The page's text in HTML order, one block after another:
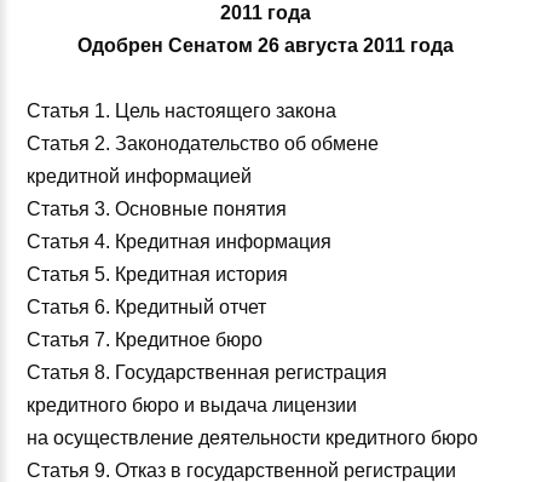
2011 года
Одобрен Сенатом 26 августа 2011 года
Статья 1. Цель настоящего закона
Статья 2. Законодательство об обмене
кредитной информацией
Статья 3. Основные понятия
Статья 4. Кредитная информация
Статья 5. Кредитная история
Статья 6. Кредитный отчет
Статья 7. Кредитное бюро
Статья 8. Государственная регистрация
кредитного бюро и выдача лицензии
на осуществление деятельности кредитного бюро
Статья 9. Отказ в государственной регистрации